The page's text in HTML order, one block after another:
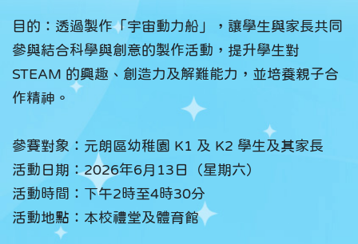
目的：透過製作「宇宙動力船」，讓學生與家長共同
參與結合科學與創意的製作活動，提升學生對
STEAM 的興趣、創造力及解難能力，並培養親子合
作精神。
參賽對象：元朗區幼稚園 K1 及 K2 學生及其家長
活動日期：2026年6月13日（星期六）
活動時間：下午2時至4時30分
活動地點：本校禮堂及體育館